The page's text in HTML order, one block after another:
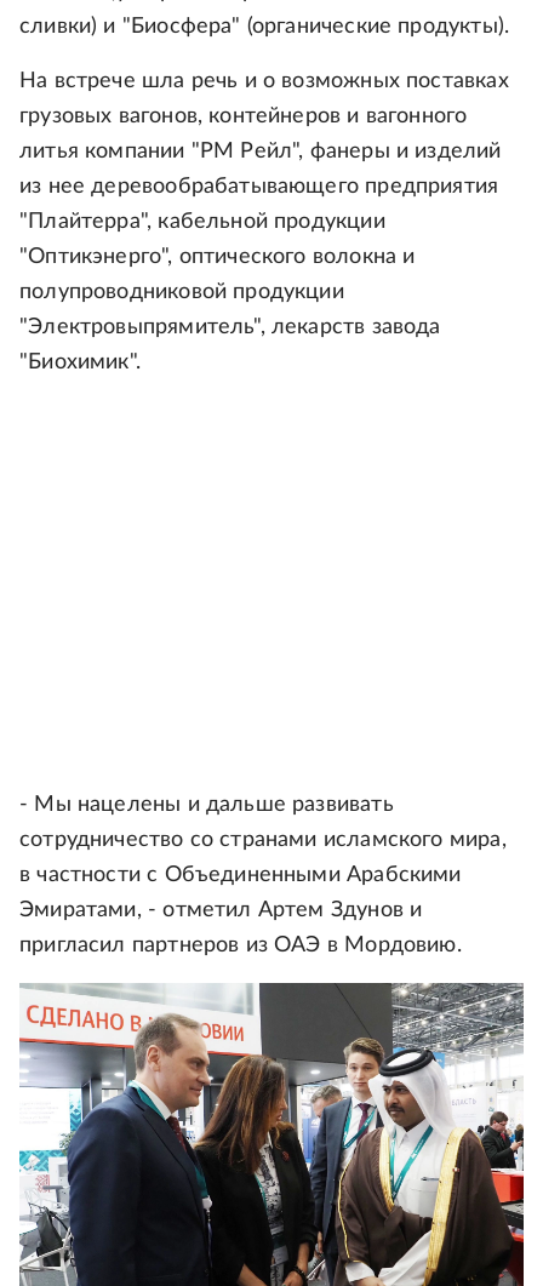
сливки) и "Биосфера" (органические продукты).
На встрече шла речь и о возможных поставках
грузовых вагонов, контейнеров и вагонного
литья компании "РМ Рейл", фанеры и изделий
из нее деревообрабатывающего предприятия
"Плайтерра", кабельной продукции
"Оптикэнерго", оптического волокна и
полупроводниковой продукции
"Электровыпрямитель", лекарств завода
"Биохимик".
- Мы нацелены и дальше развивать
сотрудничество со странами исламского мира,
в частности с Объединенными Арабскими
Эмиратами, - отметил Артем Здунов и
пригласил партнеров из ОАЭ в Мордовию.